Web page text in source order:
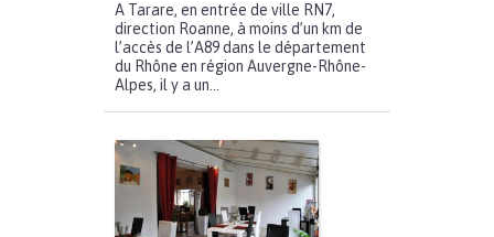
A Tarare, en entrée de ville RN7,
direction Roanne, à moins d’un km de
l’accès de l’A89 dans le département
du Rhône en région Auvergne-Rhône-
Alpes, il y a un...